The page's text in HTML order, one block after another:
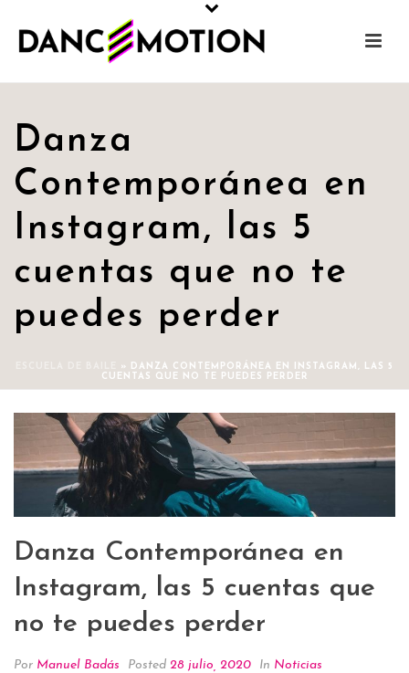
Danza
Contemporánea en
Instagram, las 5
cuentas que no te
puedes perder
»
DANZA CONTEMPORÁNEA EN INSTAGRAM, LAS 5
CUENTAS QUE NO TE PUEDES PERDER
Danza Contemporánea en
Instagram, las 5 cuentas que
no te puedes perder
Por Manuel Badás Posted 28 julio, 2020 In Noticias